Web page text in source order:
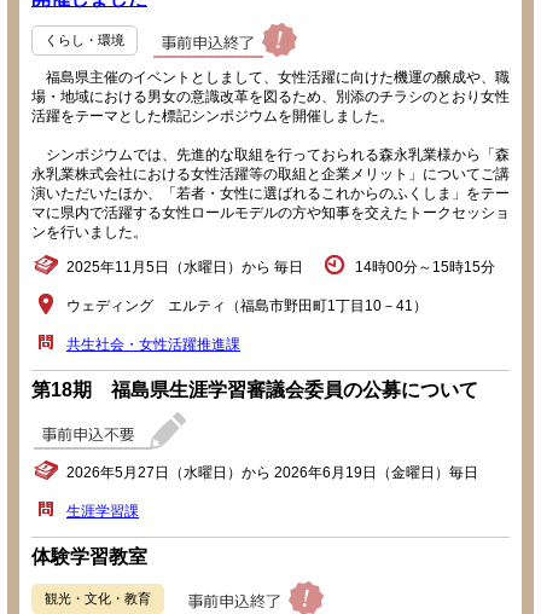
くらし・環境
福島県主催のイベントとしまして、女性活躍に向けた機運の醸成や、職
場・地域における男女の意識改革を図るため、別添のチラシのとおり女性
活躍をテーマとした標記シンポジウムを開催しました。
シンポジウムでは、先進的な取組を行っておられる森永乳業様から「森
永乳業株式会社における女性活躍等の取組と企業メリット」についてご講
演いただいたほか、「若者・女性に選ばれるこれからのふくしま」をテー
マに県内で活躍する女性ロールモデルの方や知事を交えたトークセッショ
ンを行いました。
2025年11月5日（水曜日）から 毎日 14時00分～15時15分
ウェディング エルティ（福島市野田町1丁目10－41）
共生社会・女性活躍推進課
第18期 福島県生涯学習審議会委員の公募について
2026年5月27日（水曜日）から 2026年6月19日（金曜日）毎日
生涯学習課
体験学習教室
観光・文化・教育